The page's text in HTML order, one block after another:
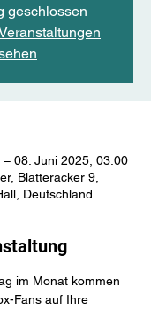
geschlossen
08. Juni 2025, 03:00
Blätteräcker 9,
Deutschland
im Monat kommen
Fans auf Ihre